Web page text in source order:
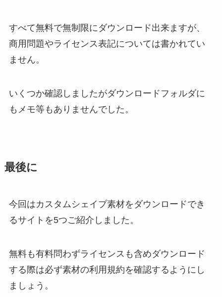
すべて無料で無制限にダウンロード出来ますが、
商用問題やライセンス表記については書かれてい
ません。
いくつか確認しましたがダウンロードフォルダに
もメモ等もありませんでした。
最後に
今回はカスタムシェイプ素材をダウンロードでき
るサイトを5つご紹介しました。
無料も有料問わずライセンスも含めダウンロード
する際は必ず素材の利用規約を確認するようにし
ましょう。